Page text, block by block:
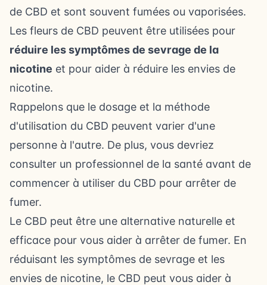
de CBD et sont souvent fumées ou vaporisées.
Les fleurs de CBD peuvent être utilisées pour
réduire les symptômes de sevrage de la
nicotine et pour aider à réduire les envies de
nicotine.
Rappelons que le dosage et la méthode
d'utilisation du CBD peuvent varier d'une
personne à l'autre. De plus, vous devriez
consulter un professionnel de la santé avant de
commencer à utiliser du CBD pour arrêter de
fumer.
Le CBD peut être une alternative naturelle et
efficace pour vous aider à arrêter de fumer. En
réduisant les symptômes de sevrage et les
envies de nicotine, le CBD peut vous aider à